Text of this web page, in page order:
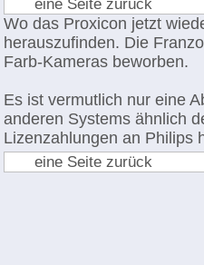
eine Seite zurück
Wo das Proxicon jetzt
herauszufinden. Die
Farb-Kameras beworben.
Es ist vermutlich nur eine
anderen Systems ähnlich
Lizenzahlungen an Philips
eine Seite zurück